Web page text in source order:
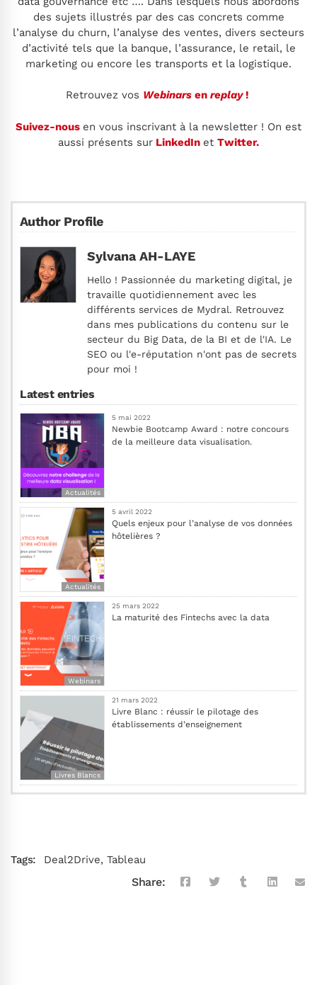
des sujets illustrés par des cas concrets comme
l’analyse du churn, l’analyse des ventes, divers secteurs
d’activité tels que la banque, l’assurance, le retail, le
marketing ou encore les transports et la logistique.
Retrouvez vos Webinarsen replay!
Suivez-nous en vous inscrivant à la newsletter ! On est
aussi présents sur LinkedIn et Twitter.
Author Profile
Sylvana AH-LAYE
Hello ! Passionnée du marketing digital, je
travaille quotidiennement avec les
différents services de Mydral. Retrouvez
dans mes publications du contenu sur le
secteur du Big Data, de la BI et de l'IA. Le
SEO ou l'e-réputation n'ont pas de secrets
pour moi !
Latest entries
Actualités
5 mai 2022
Newbie Bootcamp Award : notre concours
de la meilleure data visualisation.
Actualités
5 avril 2022
Quels enjeux pour l’analyse de vos données
hôtelières ?
Webinars
25 mars 2022
La maturité des Fintechs avec la data
Livres Blancs
21 mars 2022
Livre Blanc : réussir le pilotage des
établissements d’enseignement
Tags: Deal2Drive, Tableau
Share: